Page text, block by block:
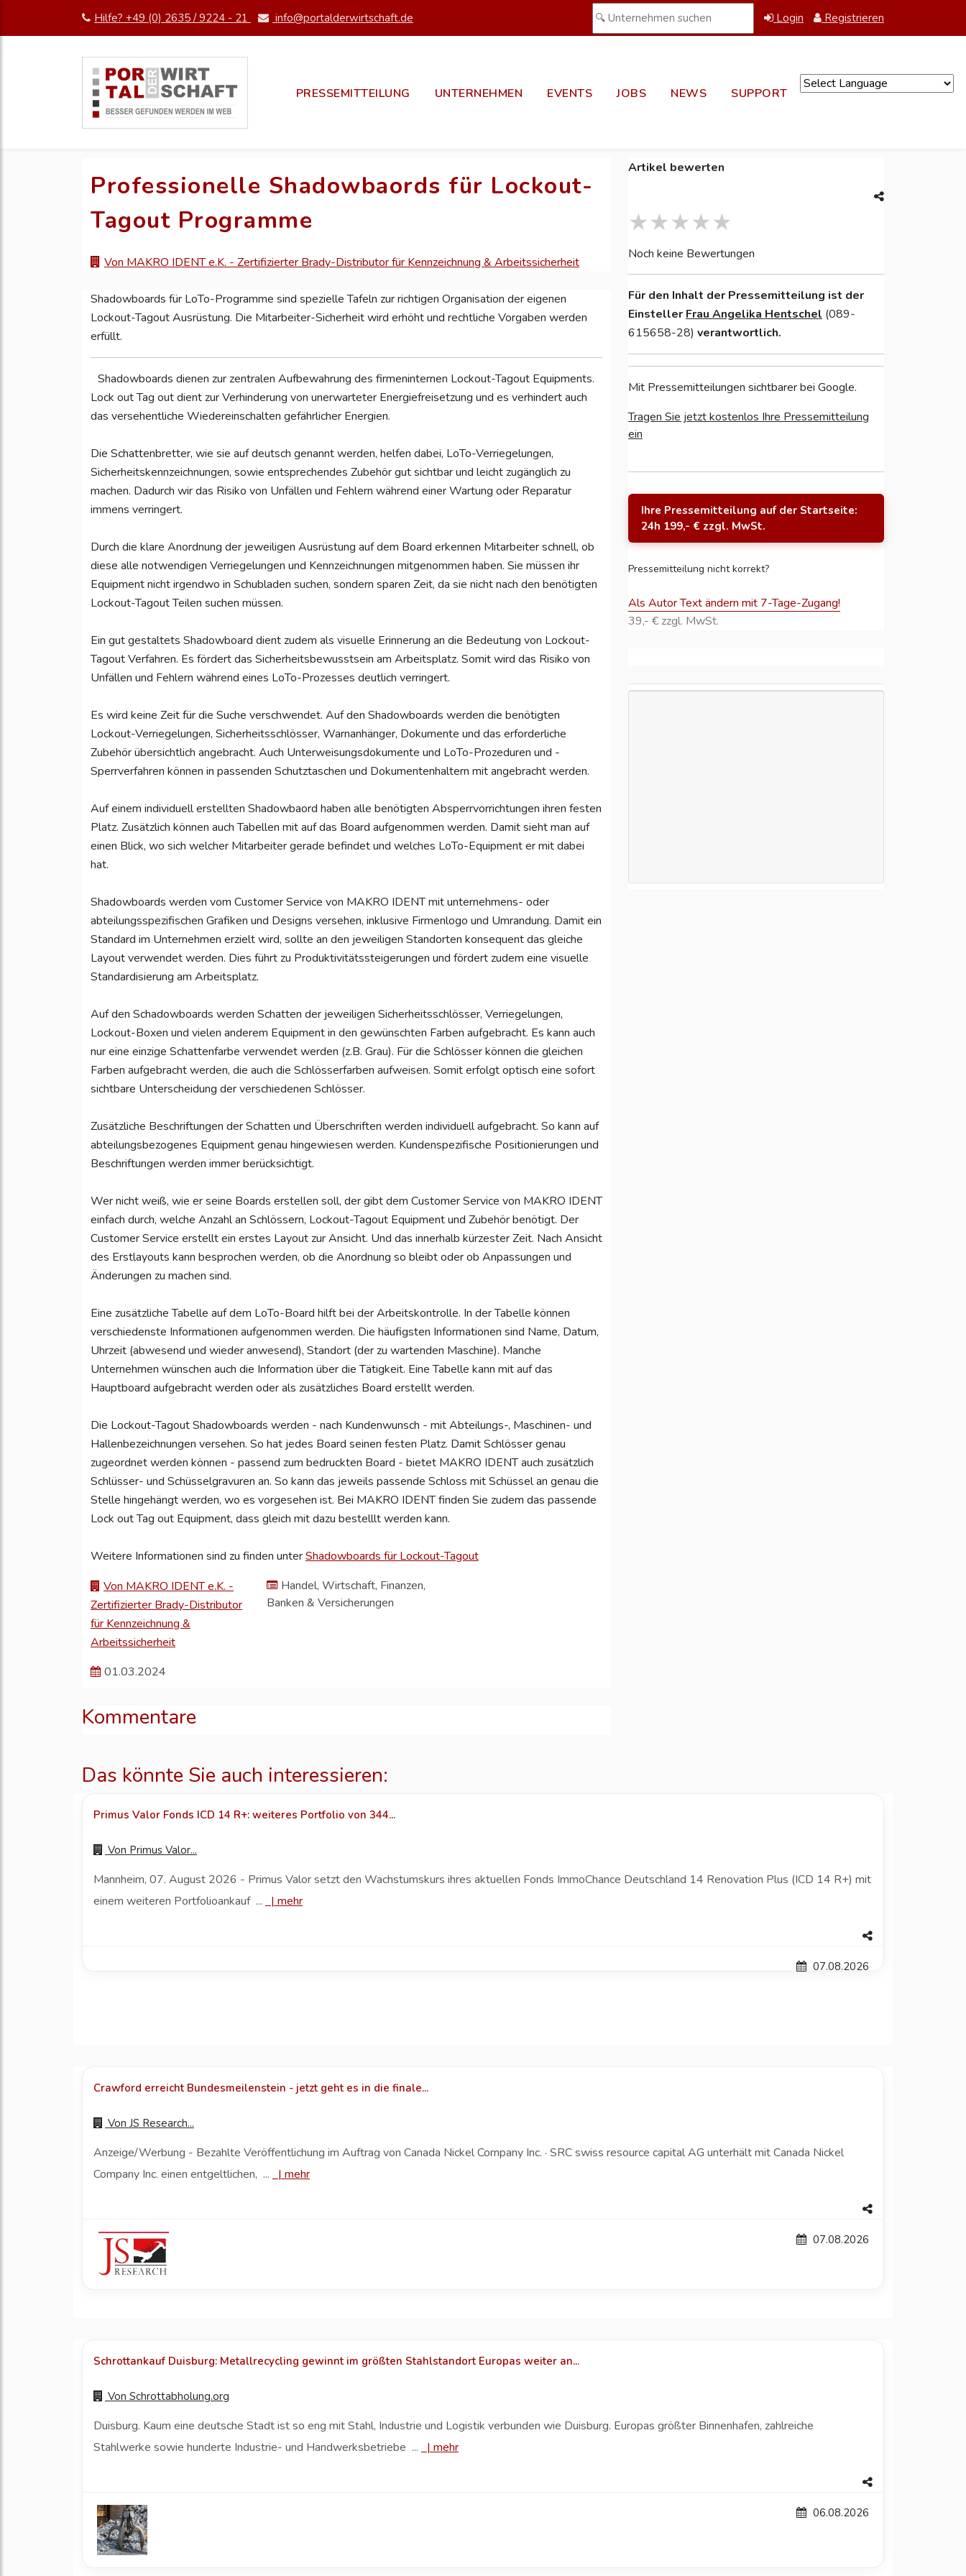
Hilfe? +49 (0) 2635 / 9224 - 21 info@portalderwirtschaft.de Login Registrieren
PRESSEMITTEILUNG UNTERNEHMEN EVENTS JOBS NEWS SUPPORT
Professionelle Shadowbaords für Lockout-
Tagout Programme
Von MAKRO IDENT e.K. - Zertifizierter Brady-Distributor für Kennzeichnung & Arbeitssicherheit
Shadowboards für LoTo-Programme sind spezielle Tafeln zur richtigen Organisation der eigenen
Lockout-Tagout Ausrüstung. Die Mitarbeiter-Sicherheit wird erhöht und rechtliche Vorgaben werden
erfüllt.
Shadowboards dienen zur zentralen Aufbewahrung des firmeninternen Lockout-Tagout Equipments.
Lock out Tag out dient zur Verhinderung von unerwarteter Energiefreisetzung und es verhindert auch
das versehentliche Wiedereinschalten gefährlicher Energien.
Die Schattenbretter, wie sie auf deutsch genannt werden, helfen dabei, LoTo-Verriegelungen,
Sicherheitskennzeichnungen, sowie entsprechendes Zubehör gut sichtbar und leicht zugänglich zu
machen. Dadurch wir das Risiko von Unfällen und Fehlern während einer Wartung oder Reparatur
immens verringert.
Durch die klare Anordnung der jeweiligen Ausrüstung auf dem Board erkennen Mitarbeiter schnell, ob
diese alle notwendigen Verriegelungen und Kennzeichnungen mitgenommen haben. Sie müssen ihr
Equipment nicht irgendwo in Schubladen suchen, sondern sparen Zeit, da sie nicht nach den benötigten
Lockout-Tagout Teilen suchen müssen.
Ein gut gestaltets Shadowboard dient zudem als visuelle Erinnerung an die Bedeutung von Lockout-
Tagout Verfahren. Es fördert das Sicherheitsbewusstsein am Arbeitsplatz. Somit wird das Risiko von
Unfällen und Fehlern während eines LoTo-Prozesses deutlich verringert.
Es wird keine Zeit für die Suche verschwendet. Auf den Shadowboards werden die benötigten
Lockout-Verriegelungen, Sicherheitsschlösser, Warnanhänger, Dokumente und das erforderliche
Zubehör übersichtlich angebracht. Auch Unterweisungsdokumente und LoTo-Prozeduren und -
Sperrverfahren können in passenden Schutztaschen und Dokumentenhaltern mit angebracht werden.
Auf einem individuell erstellten Shadowbaord haben alle benötigten Absperrvorrichtungen ihren festen
Platz. Zusätzlich können auch Tabellen mit auf das Board aufgenommen werden. Damit sieht man auf
einen Blick, wo sich welcher Mitarbeiter gerade befindet und welches LoTo-Equipment er mit dabei
hat.
Shadowboards werden vom Customer Service von MAKRO IDENT mit unternehmens- oder
abteilungsspezifischen Grafiken und Designs versehen, inklusive Firmenlogo und Umrandung. Damit ein
Standard im Unternehmen erzielt wird, sollte an den jeweiligen Standorten konsequent das gleiche
Layout verwendet werden. Dies führt zu Produktivitätssteigerungen und fördert zudem eine visuelle
Standardisierung am Arbeitsplatz.
Auf den Schadowboards werden Schatten der jeweiligen Sicherheitsschlösser, Verriegelungen,
Lockout-Boxen und vielen anderem Equipment in den gewünschten Farben aufgebracht. Es kann auch
nur eine einzige Schattenfarbe verwendet werden (z.B. Grau). Für die Schlösser können die gleichen
Farben aufgebracht werden, die auch die Schlösserfarben aufweisen. Somit erfolgt optisch eine sofort
sichtbare Unterscheidung der verschiedenen Schlösser.
Zusätzliche Beschriftungen der Schatten und Überschriften werden individuell aufgebracht. So kann auf
abteilungsbezogenes Equipment genau hingewiesen werden. Kundenspezifische Positionierungen und
Beschriftungen werden immer berücksichtigt.
Wer nicht weiß, wie er seine Boards erstellen soll, der gibt dem Customer Service von MAKRO IDENT
einfach durch, welche Anzahl an Schlössern, Lockout-Tagout Equipment und Zubehör benötigt. Der
Customer Service erstellt ein erstes Layout zur Ansicht. Und das innerhalb kürzester Zeit. Nach Ansicht
des Erstlayouts kann besprochen werden, ob die Anordnung so bleibt oder ob Anpassungen und
Änderungen zu machen sind.
Eine zusätzliche Tabelle auf dem LoTo-Board hilft bei der Arbeitskontrolle. In der Tabelle können
verschiedenste Informationen aufgenommen werden. Die häufigsten Informationen sind Name, Datum,
Uhrzeit (abwesend und wieder anwesend), Standort (der zu wartenden Maschine). Manche
Unternehmen wünschen auch die Information über die Tätigkeit. Eine Tabelle kann mit auf das
Hauptboard aufgebracht werden oder als zusätzliches Board erstellt werden.
Die Lockout-Tagout Shadowboards werden - nach Kundenwunsch - mit Abteilungs-, Maschinen- und
Hallenbezeichnungen versehen. So hat jedes Board seinen festen Platz. Damit Schlösser genau
zugeordnet werden können - passend zum bedruckten Board - bietet MAKRO IDENT auch zusätzlich
Schlüsser- und Schüsselgravuren an. So kann das jeweils passende Schloss mit Schüssel an genau die
Stelle hingehängt werden, wo es vorgesehen ist. Bei MAKRO IDENT finden Sie zudem das passende
Lock out Tag out Equipment, dass gleich mit dazu bestelllt werden kann.
Weitere Informationen sind zu finden unterShadowboards für Lockout-Tagout
Von MAKRO IDENT e.K. -
Zertifizierter Brady-Distributor
für Kennzeichnung &
Arbeitssicherheit
Handel, Wirtschaft, Finanzen,
Banken & Versicherungen
01.03.2024
Kommentare
Artikel bewerten
Noch keine Bewertungen
Für den Inhalt der Pressemitteilung ist der
Einsteller Frau Angelika Hentschel (089-
615658-28) verantwortlich.
Mit Pressemitteilungen sichtbarer bei Google.
Tragen Sie jetzt kostenlos Ihre Pressemitteilung
ein
Ihre Pressemitteilung auf der Startseite:
24h 199,- € zzgl. MwSt.
Pressemitteilung nicht korrekt?
Als Autor Text ändern mit 7-Tage-Zugang!
39,- € zzgl. MwSt.
Das könnte Sie auch interessieren:
Primus Valor Fonds ICD 14 R+: weiteres Portfolio von 344...
Von Primus Valor...
Mannheim, 07. August 2026 - Primus Valor setzt den Wachstumskurs ihres aktuellen Fonds ImmoChance Deutschland 14 Renovation Plus (ICD 14 R+) mit
einem weiteren Portfolioankauf ... |mehr
07.08.2026
Crawford erreicht Bundesmeilenstein - jetzt geht es in die finale...
Von JS Research...
Anzeige/Werbung - Bezahlte Veröffentlichung im Auftrag von Canada Nickel Company Inc. · SRC swiss resource capital AG unterhält mit Canada Nickel
Company Inc. einen entgeltlichen, ... |mehr
07.08.2026
Schrottankauf Duisburg: Metallrecycling gewinnt im größten Stahlstandort Europas weiter an...
Von Schrottabholung.org
Duisburg. Kaum eine deutsche Stadt ist so eng mit Stahl, Industrie und Logistik verbunden wie Duisburg. Europas größter Binnenhafen, zahlreiche
Stahlwerke sowie hunderte Industrie- und Handwerksbetriebe ... |mehr
06.08.2026